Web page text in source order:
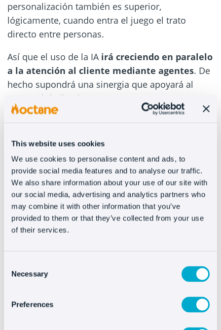
This website uses cookies
We use cookies to personalise content and ads, to
provide social media features and to analyse our traffic.
We also share information about your use of our site with
our social media, advertising and analytics partners who
may combine it with other information that you’ve
provided to them or that they’ve collected from your use
of their services.
Selection
Necessary
Preferences
personalización también es superior,
lógicamente, cuando entra el juego el trato
directo entre personas.
Así que el uso de la IA irá creciendo en paralelo
a la atención al cliente mediante agentes. De
hecho supondrá una sinergia que apoyará al
personal dedicado a estas tareas.
Automatizaciones basadas en comportamientos,
a los agentes… en definitiva: colaboración entre
ambos.
#4 – La importancia de la
experiencia
Viendo que muchos gigantes online dan pasos
Evidentemente “tangibilizar” es una de las
tocar los productos, comprobar su calidad,